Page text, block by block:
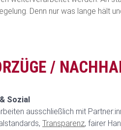
Denn nur was lange hält
/
Sozial
ausschließlich mit
Transparenz, fairer